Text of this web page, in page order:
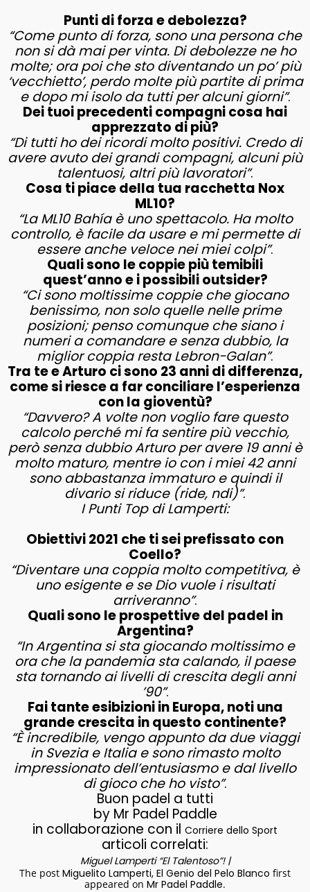
Punti di forza e debolezza?
“Come punto di forza, sono una persona che
non si dà mai per vinta. Di debolezze ne ho
molte; ora poi che sto diventando un po’ più
‘vecchietto’, perdo molte più partite di prima
e dopo mi isolo da tutti per alcuni giorni”.
Dei tuoi precedenti compagni cosa hai
apprezzato di più?
“Di tutti ho dei ricordi molto positivi. Credo di
avere avuto dei grandi compagni, alcuni più
talentuosi, altri più lavoratori”.
Cosa ti piace della tua racchetta Nox
ML10?
“La ML10 Bahía è uno spettacolo. Ha molto
controllo, è facile da usare e mi permette di
essere anche veloce nei miei colpi”.
Quali sono le coppie più temibili
quest’anno e i possibili outsider?
“Ci sono moltissime coppie che giocano
benissimo, non solo quelle nelle prime
posizioni; penso comunque che siano i
numeri a comandare e senza dubbio, la
miglior coppia resta Lebron-Galan”.
Tra te e Arturo ci sono 23 anni di differenza,
come si riesce a far conciliare l’esperienza
con la gioventù?
“Davvero? A volte non voglio fare questo
calcolo perché mi fa sentire più vecchio,
però senza dubbio Arturo per avere 19 anni è
molto maturo, mentre io con i miei 42 anni
sono abbastanza immaturo e quindi il
divario si riduce (ride, ndi)”.
I Punti Top di Lamperti:
Obiettivi 2021 che ti sei prefissato con
Coello?
“Diventare una coppia molto competitiva, è
uno esigente e se Dio vuole i risultati
arriveranno”.
Quali sono le prospettive del padel in
Argentina?
“In Argentina si sta giocando moltissimo e
ora che la pandemia sta calando, il paese
sta tornando ai livelli di crescita degli anni
’90”.
Fai tante esibizioni in Europa, noti una
grande crescita in questo continente?
“È incredibile, vengo appunto da due viaggi
in Svezia e Italia e sono rimasto molto
impressionato dell’entusiasmo e dal livello
di gioco che ho visto”.
Buon padel a tutti
by Mr Padel Paddle
in collaborazione con il Corriere dello Sport
articoli correlati:
Miguel Lamperti “El Talentoso”! |
The post Miguelito Lamperti, El Genio del Pelo Blanco first
appeared on Mr Padel Paddle.